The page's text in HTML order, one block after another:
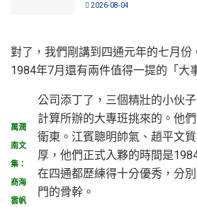
2026-08-04
對了，我們剛講到四通元年的七月份
1984年7月還有兩件值得一提的「大
萬潤
南文
集：
商海
雲帆
公司添丁了，三個精壯的小伙
計算所辦的大專班挑來的。他
衛東。江賓聰明帥氣、趙平文
厚，他們正式入夥的時間是
在四通都歷練得十分優秀，分
門的骨幹。